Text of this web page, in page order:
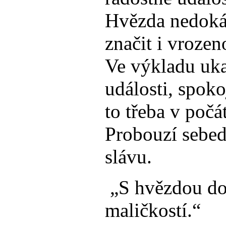
Hvězda
značit i
Ve výkladu
události,
to třeba v
Probouzí
slávu.
„S hvězdou
maličkostí.“